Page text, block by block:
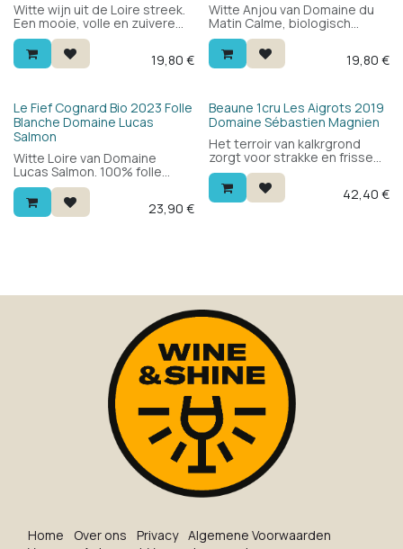
Witte wijn uit de Loire streek.
Een mooie, volle en zuivere
Chenin. Complexiteit, lengte
en elegantie met lichte
houttoetsen. Alles wat je van
een mooie prijs. 100% Chenin
blanc.
19,80 €
Witte Anjou van Domaine du
Matin Calme, biologisch
geteeld in de Loire. 100%
chenin blanc: fris en zacht
met een mooie zuiverheid,
een uitstekende prijs-
kwaliteitverhouding.
19,80 €
Le Fief Cognard Bio 2023 Folle
Blanche Domaine Lucas
Salmon
Witte Loire van Domaine
Lucas Salmon. 100% folle
blanche — een zeldzame druif
met frisse zuurgraad, citrus
en een minerale zuiverheid.
23,90 €
Beaune 1cru Les Aigrots 2019
Domaine Sébastien Magnien
Het terroir van kalkrgrond
zorgt voor strakke en frisse
wijnen. Een wijn met veel
charme, binnen de 5 jaar te
drinken. 42,40 €
Ho​me O​ve​r on​s Privacy Algemene Voorwaarden